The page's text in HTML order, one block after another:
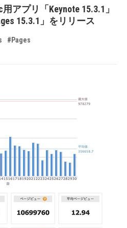
アプリ「Keynote 15.3.1」
15.3.1」をリリース
#Pages